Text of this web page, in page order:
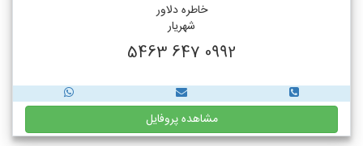
خاطره دلاور
شهریار
0992 647 5463
مشاهده پروفایل